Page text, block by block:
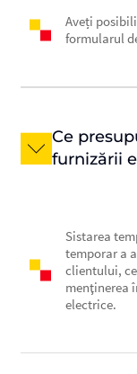
Aveți
formularul
Ce
furnizării
Sistarea
temporar a
clientului,
menţinerea
electrice.